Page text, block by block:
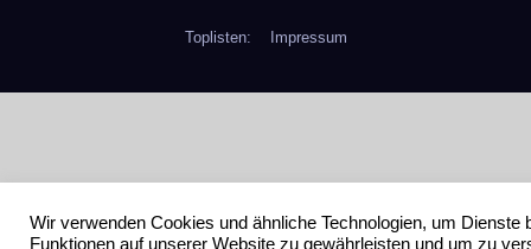
Toplisten: Impressum
Wir verwenden Cookies und ähnliche Technologien, um Dienste
Funktionen auf unserer Website zu gewährleisten und um zu